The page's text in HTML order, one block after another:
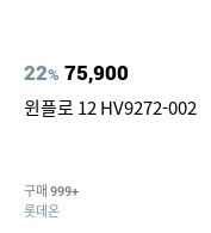
22% 75,900
윈플로 12 HV9272-002
구매 999+
롯데온